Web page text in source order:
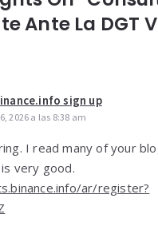
Ante La DGT
sign up
2026 a las 8:38 am
I read many of your
very good.
ar/register?